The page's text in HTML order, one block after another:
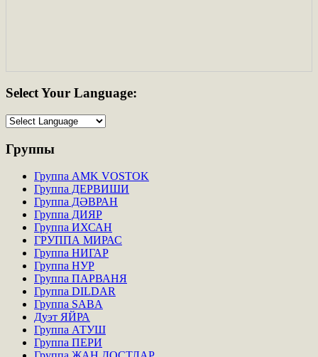
SelectYour Language:
Группы
Группа AMK VOSTOK
Группа ДЕРВИШИ
Группа ДӘВРАН
Группа ДИЯР
Группа ИХСАН
ГРУППА МИРАС
Группа НИГАР
Группа НУР
Группа ПАРВАНЯ
Группа DILDAR
Группа SABA
Дуэт ЯЙРА
Группа АТУШ
Группа ПЕРИ